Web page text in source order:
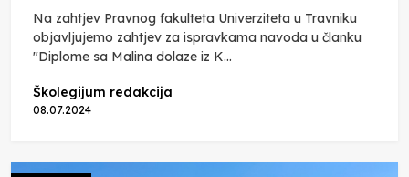
Na zahtjev Pravnog fakulteta Univerziteta u Travniku
objavljujemo zahtjev za ispravkama navoda u članku
"Diplome sa Malina dolaze iz K...
Školegijum redakcija
08.07.2024